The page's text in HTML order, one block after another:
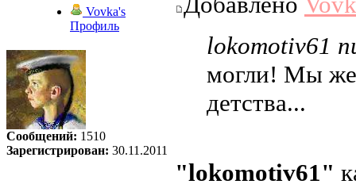
Vovka's
Профиль
Сообщений: 1510
Зарегистрирован: 30.11.2011
lokomotiv61
могли! Мы же
детства...
"lokomotiv61"